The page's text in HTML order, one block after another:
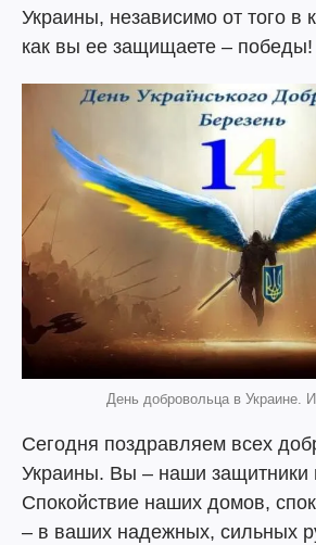
Украины, независимо от того в
как вы ее защищаете – победы!
День добровольца в Украине.
Сегодня поздравляем всех
Украины. Вы – наши защитники
Спокойствие наших домов,
– в ваших надежных, сильных